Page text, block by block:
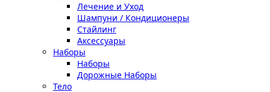
Лечение и Уход
Шампуни / Кондиционеры
Стайлинг
Аксессуары
Наборы
Наборы
Дорожные Наборы
Тело